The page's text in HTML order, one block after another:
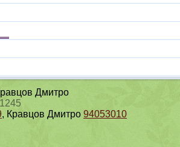
Дмитро
, Кравцов Дмитро 94053010